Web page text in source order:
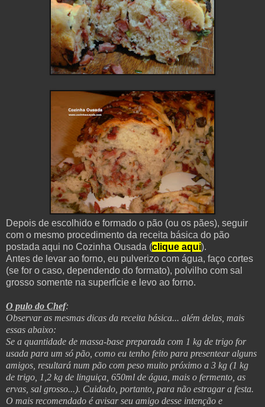
Depois de escolhido e formado o pão (ou os pães), seguir
com o mesmo procedimento da receita básica do pão
postada aqui no Cozinha Ousada (clique aqui).
Antes de levar ao forno, eu pulverizo com água, faço cortes
(se for o caso, dependendo do formato), polvilho com sal
grosso somente na superfície e levo ao forno.
O pulo do Chef:
Observar as mesmas dicas da receita básica... além delas, mais
essas abaixo:
Se a quantidade de massa-base preparada com 1 kg de trigo for
usada para um só pão, como eu tenho feito para presentear alguns
amigos, resultará num pão com peso muito próximo a 3 kg (1 kg
de trigo, 1,2 kg de linguiça, 650ml de água, mais o fermento, as
ervas, sal grosso...). Cuidado, portanto, para não estragar a festa.
O mais recomendado é avisar seu amigo desse intenção e